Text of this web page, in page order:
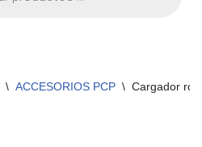
\ ACCESORIOS PCP \ Cargador